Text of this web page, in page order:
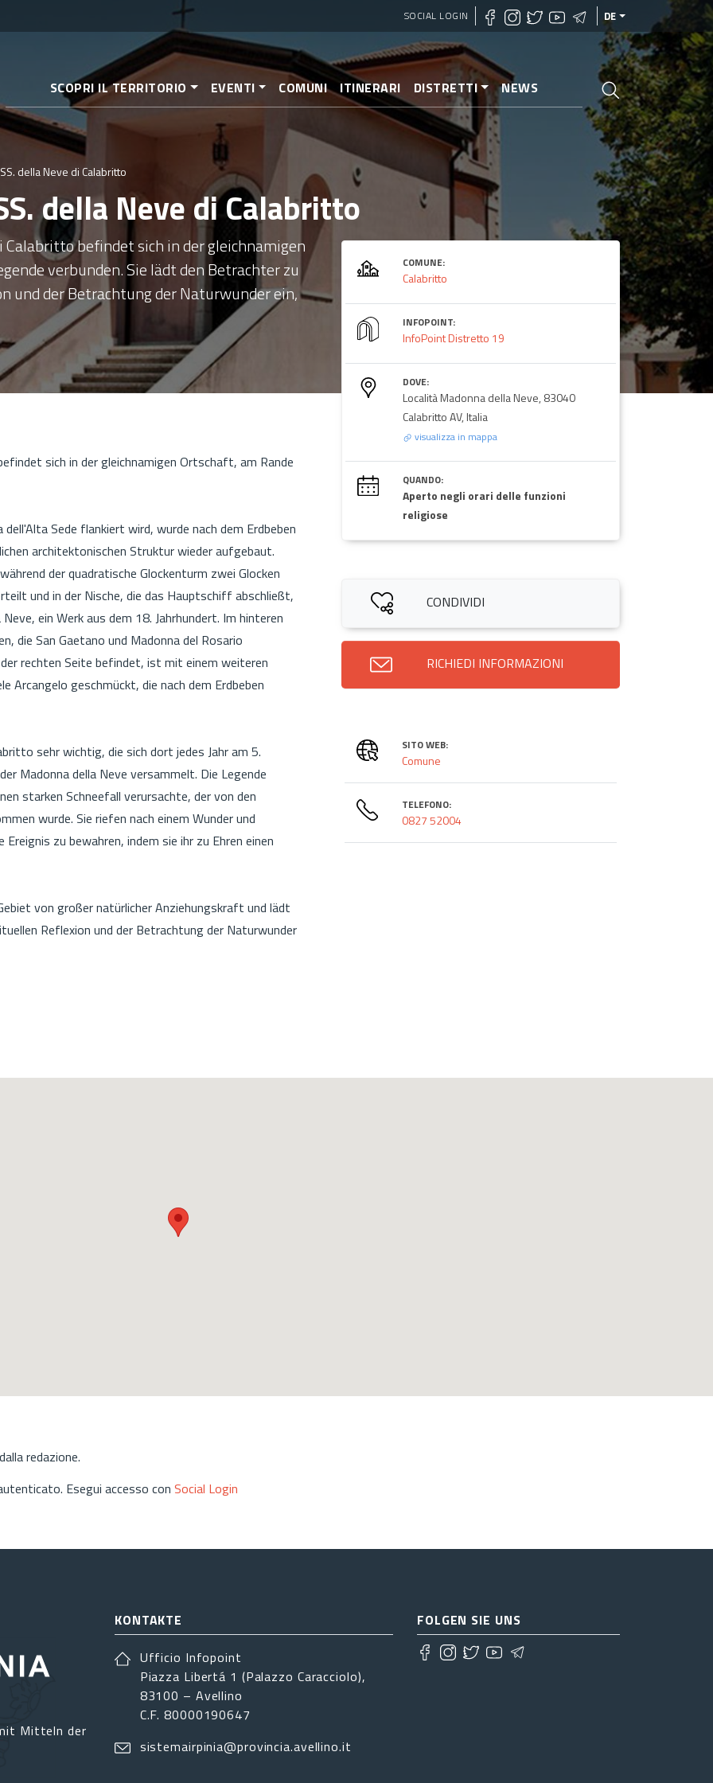
Direkt
zum
Inhalt
SOCIAL LOGIN DE
SCOPRI IL TERRITORIO EVENTI COMUNI ITINERARI DISTRETTI NEWS
della Neve di Calabritto
della Neve di Calabritto
befindet sich in der gleichnamigen
verbunden. Sie lädt den Betrachter zu
und der Betrachtung der Naturwunder ein,
sich in der gleichnamigen Ortschaft, am Rande
Sede flankiert wird, wurde nach dem Erdbeben
architektonischen Struktur wieder aufgebaut.
der quadratische Glockenturm zwei Glocken
und in der Nische, die das Hauptschiff abschließt,
ein Werk aus dem 18. Jahrhundert. Im hinteren
die San Gaetano und Madonna del Rosario
rechten Seite befindet, ist mit einem weiteren
Arcangelo geschmückt, die nach dem Erdbeben
sehr wichtig, die sich dort jedes Jahr am 5.
Madonna della Neve versammelt. Die Legende
starken Schneefall verursachte, der von den
wurde. Sie riefen nach einem Wunder und
zu bewahren, indem sie ihr zu Ehren einen
von großer natürlicher Anziehungskraft und lädt
Reflexion und der Betrachtung der Naturwunder
COMUNE:
Calabritto
INFOPOINT:
InfoPoint Distretto 19
DOVE:
Località Madonna della Neve, 83040
Calabritto AV, Italia
visualizza in mappa
QUANDO:
Aperto negli orari delle funzioni
religiose
CONDIVIDI
RICHIEDI INFORMAZIONI
SITO WEB:
Comune
TELEFONO:
0827 52004
redazione.
Esegui accesso con Social Login
Mitteln der
KONTAKTE
Ufficio Infopoint
Piazza Libertá 1 (Palazzo Caracciolo),
83100 – Avellino
C.F. 80000190647
sistemairpinia@provincia.avellino.it
FOLGEN SIE UNS